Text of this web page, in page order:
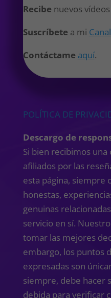
Recibe nuevos vídeos
Suscríbete a mi
Contáctame aquí.
POLÍTICA DE
Descargo de
Si bien recibimos
afiliados por las
esta página, siempre
honestas,
genuinas
servicio en sí.
tomar las mejores
embargo, los puntos
expresadas son
siempre, debe hacer
debida para verificar